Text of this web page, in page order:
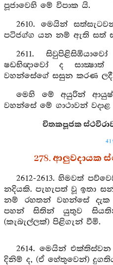
පූජාවෙහි මේ විපාක යි.
2610. මෙයින්
පටිජග්ග යන නම් ඇති සත්
2611.
ෂඩභිඥාවෝ ද
වහන්සේගේ සසුන කරණ
මෙහි මේ අයුරින්
වහන්සේ මේ ගාථාවන්
චිතකපූජක
278. ආලුවදායක
2612-2613. හිමවත්
නදියකි. පැහැපත් වූ ඉතා
නම් රහතන් වහන්සේ
පහන් සිතින් යුතුව
(කැබැල්ලක්) පිළිගැන් වීමි.
2614. මෙයින්
දිනිම් ද, (ඒ හේතුවෙන්)